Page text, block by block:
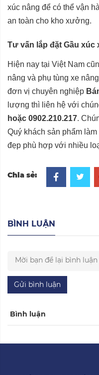
xúc nâng để có thể vận
an toàn cho kho xưởng.
Tư vấn lắp đặt Gầu xúc
Hiện nay tại Việt Nam
nâng và phụ tùng xe
đơn vị chuyên nghiệp
lượng thì liên hệ với
hoặc 0902.210.217.
Quý khách sản phẩm
đẹp phù hợp với nhiều
Chia sẻ:
BÌNH LUẬN
Gửi bình luận
Bình luận